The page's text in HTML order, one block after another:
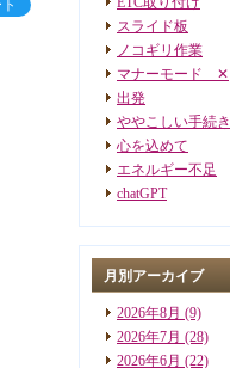
スライド板
ノコギリ作業
マナーモード ✕
出発
ややこしい手続き
心を込めて
エネルギー不足
chatGPT
月別アーカイブ
2026年8月 (9)
2026年7月 (28)
2026年6月 (22)